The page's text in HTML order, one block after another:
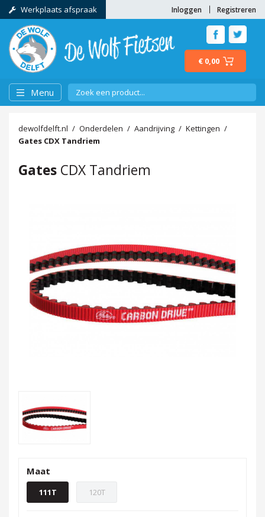
Werkplaats afspraak Registreren
Inloggen
€ 0,00
Menu
dewolfdelft.nl Onderdelen Aandrijving
Kettingen
Gates CDX Tandriem
Gates CDX Tandriem
Maat
111T 120T